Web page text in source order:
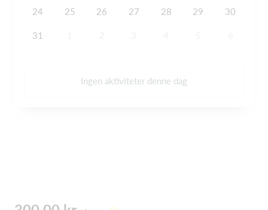
24 25 26 27 28 29 30
31
Ingen aktiviteter denne dag